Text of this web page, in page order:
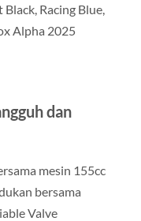
Racing Blue,
Alpha 2025
dan
mesin 155cc
bersama
Valve